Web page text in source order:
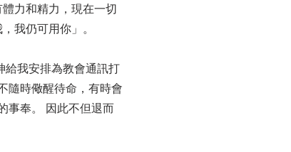
力和精力，現在一切
我仍可用你」。
我安排為教會通訊打
隨時儆醒待命，有時會
事奉。 因此不但退而